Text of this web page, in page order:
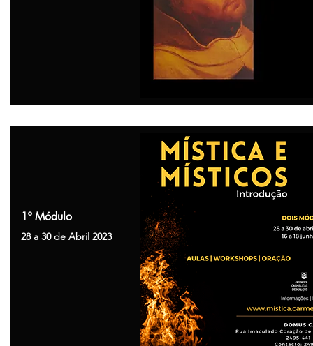
1º Módulo
28 a 30 de Abril 2023